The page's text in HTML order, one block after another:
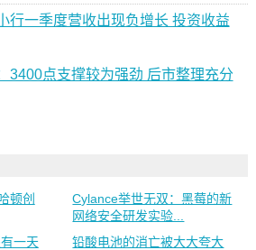
行一季度营收出现负增长 投资收益
3400点支撑较为强劲 后市整理充分
顿创
Cylance举世无双：黑莓的新
网络安全研发实验...
一天
铅酸电池的消亡被大大夸大